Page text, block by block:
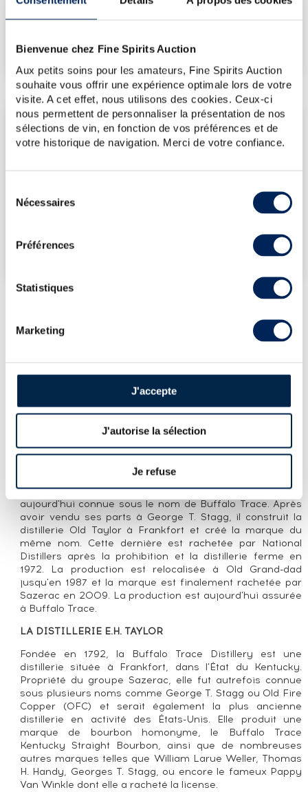
Bienvenue chez Fine Spirits Auction
Aux petits soins pour les amateurs, Fine Spirits Auction
souhaite vous offrir une expérience optimale lors de votre
visite. A cet effet, nous utilisons des cookies. Ceux-ci
nous permettent de personnaliser la présentation de nos
sélections de vin, en fonction de vos préférences et de
votre historique de navigation. Merci de votre confiance.
Nécessaires
Préférences
Statistiques
Marketing
J'accepte
J'autorise la sélection
Je refuse
358€ (plus bas annuel)
LES DERNIÈRES ADJUDICATIONS
17/07/2026
357€
PRÉSENTATION DU LOT
Colonel E.H. Taylor embouteillé au degré naturel (Barrel
Proof) contrairement aux autres versions de la gamme
qui sont elles embouteillées à 50%, fidèles au Bottled in
Bond Act de 1897 qu'E.H. Taylor avait ardemment
défendu. Né en 1830, le colonel Edmund Haynes Taylor Jr
a été à la tête de nombreuses distilleries dont OFC,
aujourd'hui connue sous le nom de Buffalo Trace. Après
avoir vendu ses parts à George T. Stagg, il construit la
distillerie Old Taylor à Frankfort et créé la marque du
même nom. Cette dernière est rachetée par National
Distillers après la prohibition et la distillerie ferme en
1972. La production est relocalisée à Old Grand-dad
jusqu'en 1987 et la marque est finalement rachetée par
Sazerac en 2009. La production est aujourd'hui assurée
à Buffalo Trace.
LA DISTILLERIE E.H. TAYLOR
Fondée en 1792, la Buffalo Trace Distillery est une
distillerie située à Frankfort, dans l'État du Kentucky.
Propriété du groupe Sazerac, elle fut autrefois connue
sous plusieurs noms comme George T. Stagg ou Old Fire
Copper (OFC) et serait également la plus ancienne
distillerie en activité des États-Unis. Elle produit une
marque de bourbon homonyme, le Buffalo Trace
Kentucky Straight Bourbon, ainsi que de nombreuses
autres marques telles que William Larue Weller, Thomas
H. Handy, Georges T. Stagg, ou encore le fameux Pappy
Van Winkle dont elle a racheté la license.